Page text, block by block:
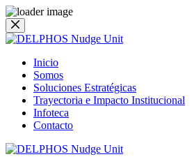
Saltar
al
Inicio
Somos
Soluciones Estratégicas
Trayectoria e Impacto Institucional
Infoteca
Contacto